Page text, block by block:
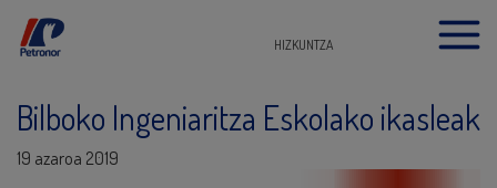
HIZKUNTZA
Bilboko Ingeniaritza Eskolako ikasleak
19 azaroa 2019